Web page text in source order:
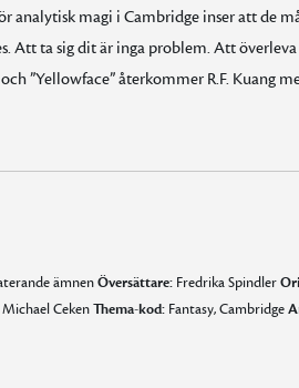
magi i Cambridge inser att de
Att ta sig dit är inga problem. Att
”Yellowface” återkommer R.F. Kuang
ämnenÖversättare:Fredrika Spindler
CekenThema-kod:Fantasy, Cambridge